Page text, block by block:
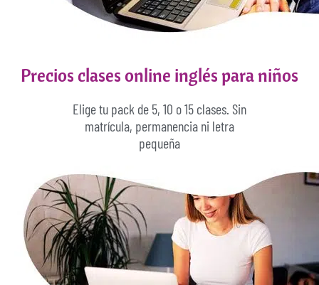
Precios clases online inglés para niños
Elige tu pack de 5, 10 o 15 clases. Sin
matrícula, permanencia ni letra
pequeña